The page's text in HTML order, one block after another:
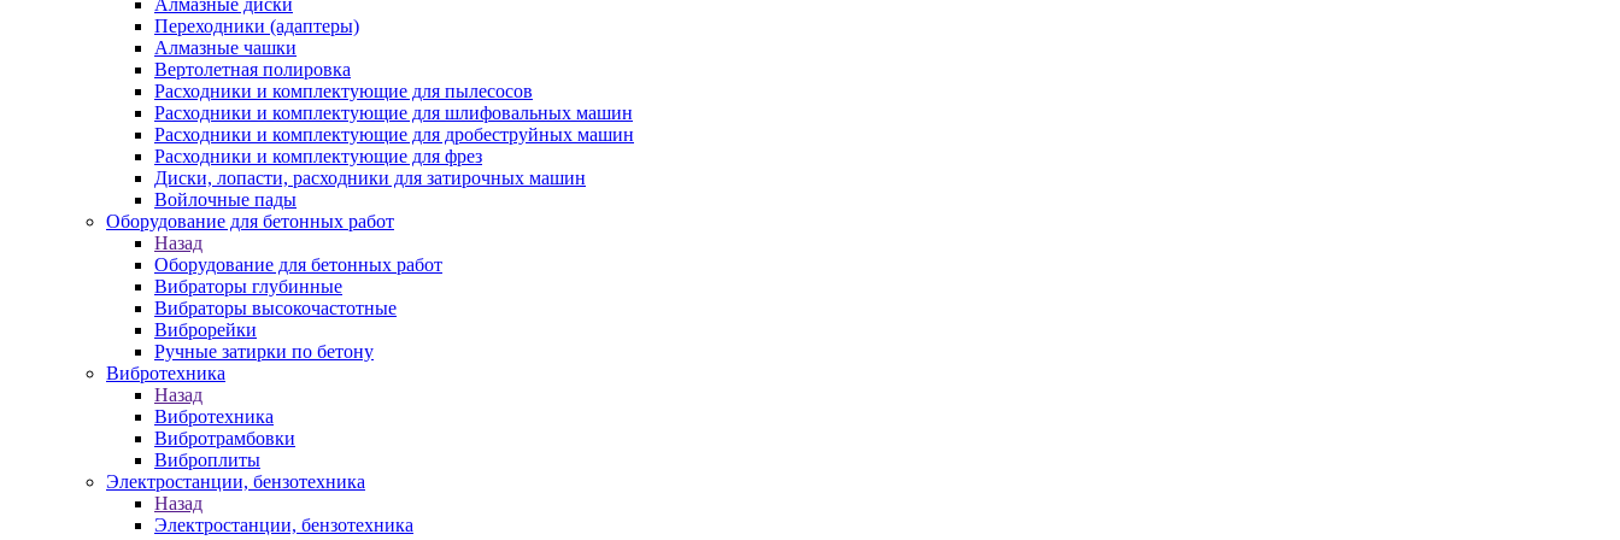
Алмазные диски
Переходники (адаптеры)
Алмазные чашки
Вертолетная полировка
Расходники и комплектующие для пылесосов
Расходники и комплектующие для шлифовальных машин
Расходники и комплектующие для дробеструйных машин
Расходники и комплектующие для фрез
Диски, лопасти, расходники для затирочных машин
Войлочные пады
Оборудование для бетонных работ
Назад
Оборудование для бетонных работ
Вибраторы глубинные
Вибраторы высокочастотные
Виброрейки
Ручные затирки по бетону
Вибротехника
Назад
Вибротехника
Вибротрамбовки
Виброплиты
Электростанции, бензотехника
Назад
Электростанции, бензотехника